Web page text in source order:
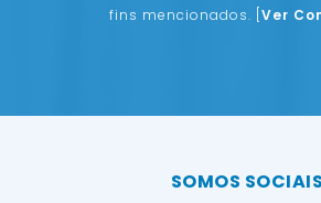
fins mencionados. Ver
SOMOS SOCIAIS